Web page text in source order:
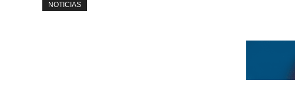
NOTICIAS